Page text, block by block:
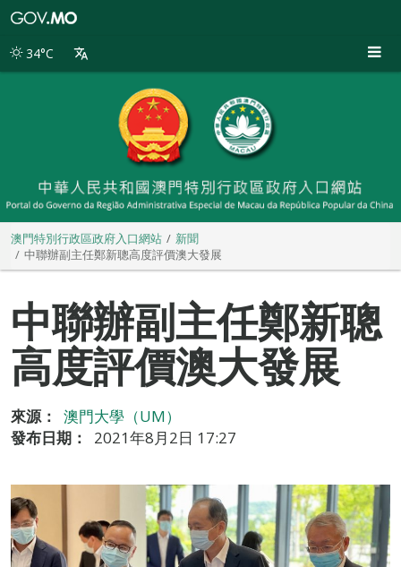
別
34°C
澳門特別行政區政府入口網站
新聞
中聯辦副主任鄭新聰高度評價澳大發展
中聯辦副主任鄭新聰
高度評價澳大發展
來源：
澳門大學（UM）
發布日期：
2021年8月2日 17:27